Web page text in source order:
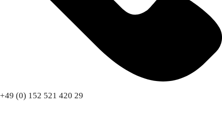
+49 (0) 152 521 420 29